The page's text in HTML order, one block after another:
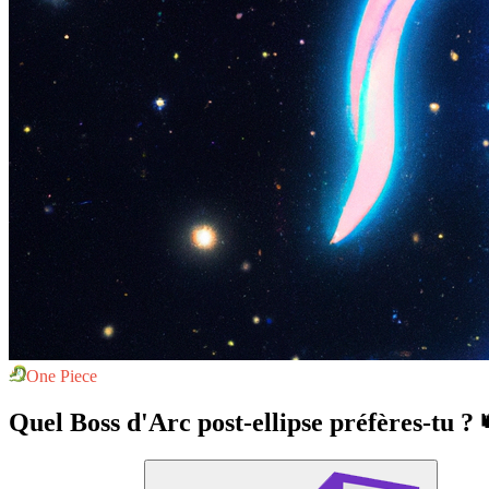
One Piece
Quel Boss d'Arc post-ellipse préfères-tu ?